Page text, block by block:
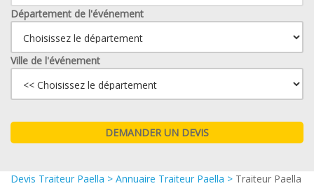
Département de l'événement
Ville de l'événement
Devis Traiteur Paella > Annuaire Traiteur Paella > Traiteur Paella